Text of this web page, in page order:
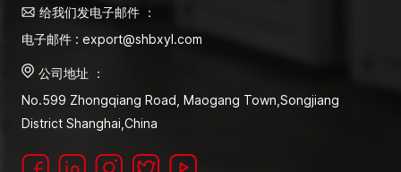
给我们发电子邮件 ：
电子邮件 : export@shbxyl.com
公司地址 ：
No.599 Zhongqiang Road, Maogang Town,Songjiang
District Shanghai,China